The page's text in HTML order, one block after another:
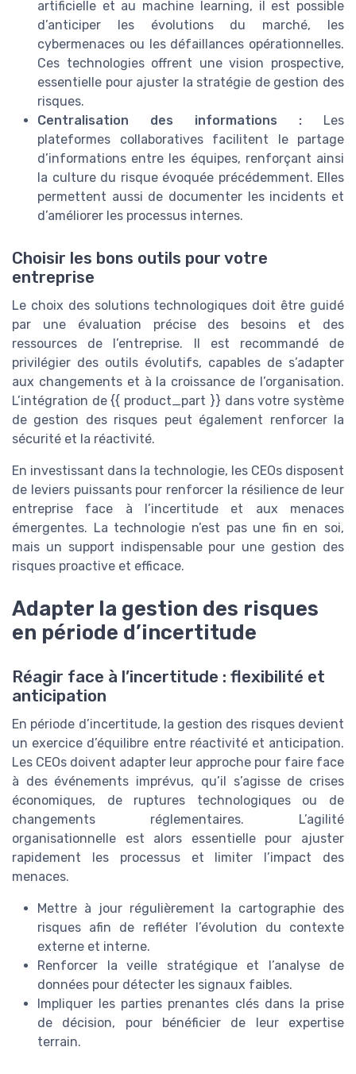
artificielle et au machine learning, il est possible
d’anticiper les évolutions du marché, les
cybermenaces ou les défaillances opérationnelles.
Ces technologies offrent une vision prospective,
essentielle pour ajuster la stratégie de gestion des
risques.
Centralisation des informations : Les
plateformes collaboratives facilitent le partage
d’informations entre les équipes, renforçant ainsi
la culture du risque évoquée précédemment. Elles
permettent aussi de documenter les incidents et
d’améliorer les processus internes.
Choisir les bons outils pour votre
entreprise
Le choix des solutions technologiques doit être guidé
par une évaluation précise des besoins et des
ressources de l’entreprise. Il est recommandé de
privilégier des outils évolutifs, capables de s’adapter
aux changements et à la croissance de l’organisation.
L’intégration de {{ product_part }} dans votre système
de gestion des risques peut également renforcer la
sécurité et la réactivité.
En investissant dans la technologie, les CEOs disposent
de leviers puissants pour renforcer la résilience de leur
entreprise face à l’incertitude et aux menaces
émergentes. La technologie n’est pas une fin en soi,
mais un support indispensable pour une gestion des
risques proactive et efficace.
Adapter la gestion des risques
en période d’incertitude
Réagir face à l’incertitude : flexibilité et
anticipation
En période d’incertitude, la gestion des risques devient
un exercice d’équilibre entre réactivité et anticipation.
Les CEOs doivent adapter leur approche pour faire face
à des événements imprévus, qu’il s’agisse de crises
économiques, de ruptures technologiques ou de
changements réglementaires. L’agilité
organisationnelle est alors essentielle pour ajuster
rapidement les processus et limiter l’impact des
menaces.
Mettre à jour régulièrement la cartographie des
risques afin de refléter l’évolution du contexte
externe et interne.
Renforcer la veille stratégique et l’analyse de
données pour détecter les signaux faibles.
Impliquer les parties prenantes clés dans la prise
de décision, pour bénéficier de leur expertise
terrain.